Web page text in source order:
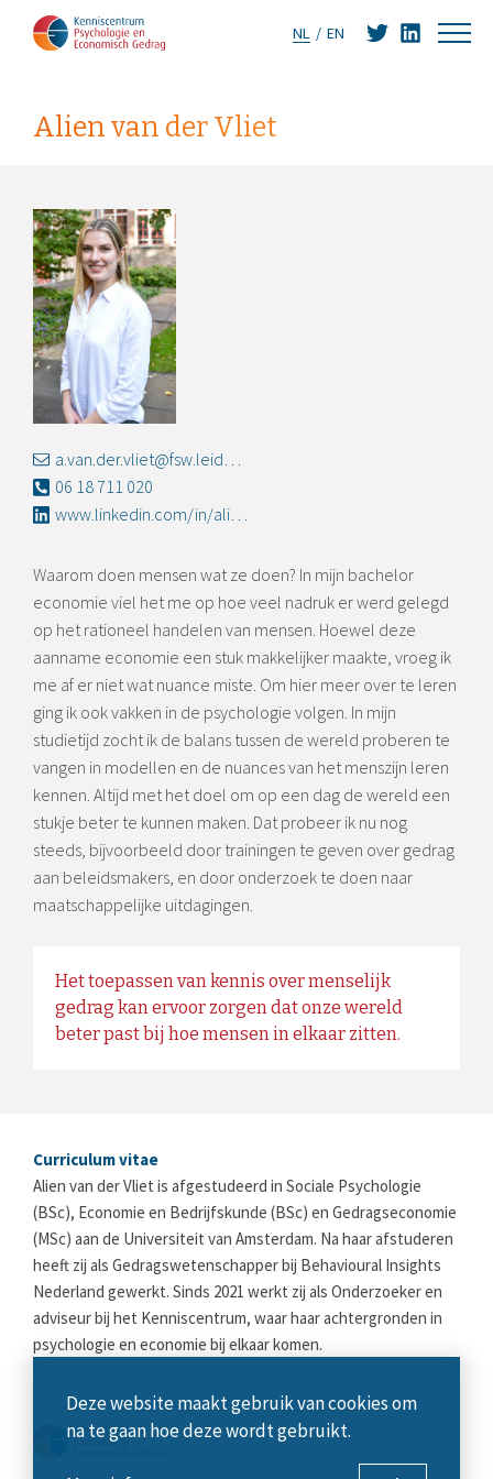
NL EN
Alien van der Vliet
a.van.der.vliet@fsw.leidenuniv.nl
06 18 711 020
www.linkedin.com/in/alien-van-der-vliet-01876310b/
Waarom doen mensen wat ze doen? In mijn bachelor
economie viel het me op hoe veel nadruk er werd gelegd
op het rationeel handelen van mensen. Hoewel deze
aanname economie een stuk makkelijker maakte, vroeg ik
me af er niet wat nuance miste. Om hier meer over te leren
ging ik ook vakken in de psychologie volgen. In mijn
studietijd zocht ik de balans tussen de wereld proberen te
vangen in modellen en de nuances van het menszijn leren
kennen. Altijd met het doel om op een dag de wereld een
stukje beter te kunnen maken. Dat probeer ik nu nog
steeds, bijvoorbeeld door trainingen te geven over gedrag
aan beleidsmakers, en door onderzoek te doen naar
maatschappelijke uitdagingen.
Het toepassen van kennis over menselijk
gedrag kan ervoor zorgen dat onze wereld
beter past bij hoe mensen in elkaar zitten.
Curriculum vitae
Alien van der Vliet is afgestudeerd in Sociale Psychologie
(BSc), Economie en Bedrijfskunde (BSc) en Gedragseconomie
(MSc) aan de Universiteit van Amsterdam. Na haar afstuderen
heeft zij als Gedragswetenschapper bij Behavioural Insights
Nederland gewerkt. Sinds 2021 werkt zij als Onderzoeker en
adviseur bij het Kenniscentrum, waar haar achtergronden in
psychologie en economie bij elkaar komen.
Deze website maakt gebruik van cookies om
na te gaan hoe deze wordt gebruikt.